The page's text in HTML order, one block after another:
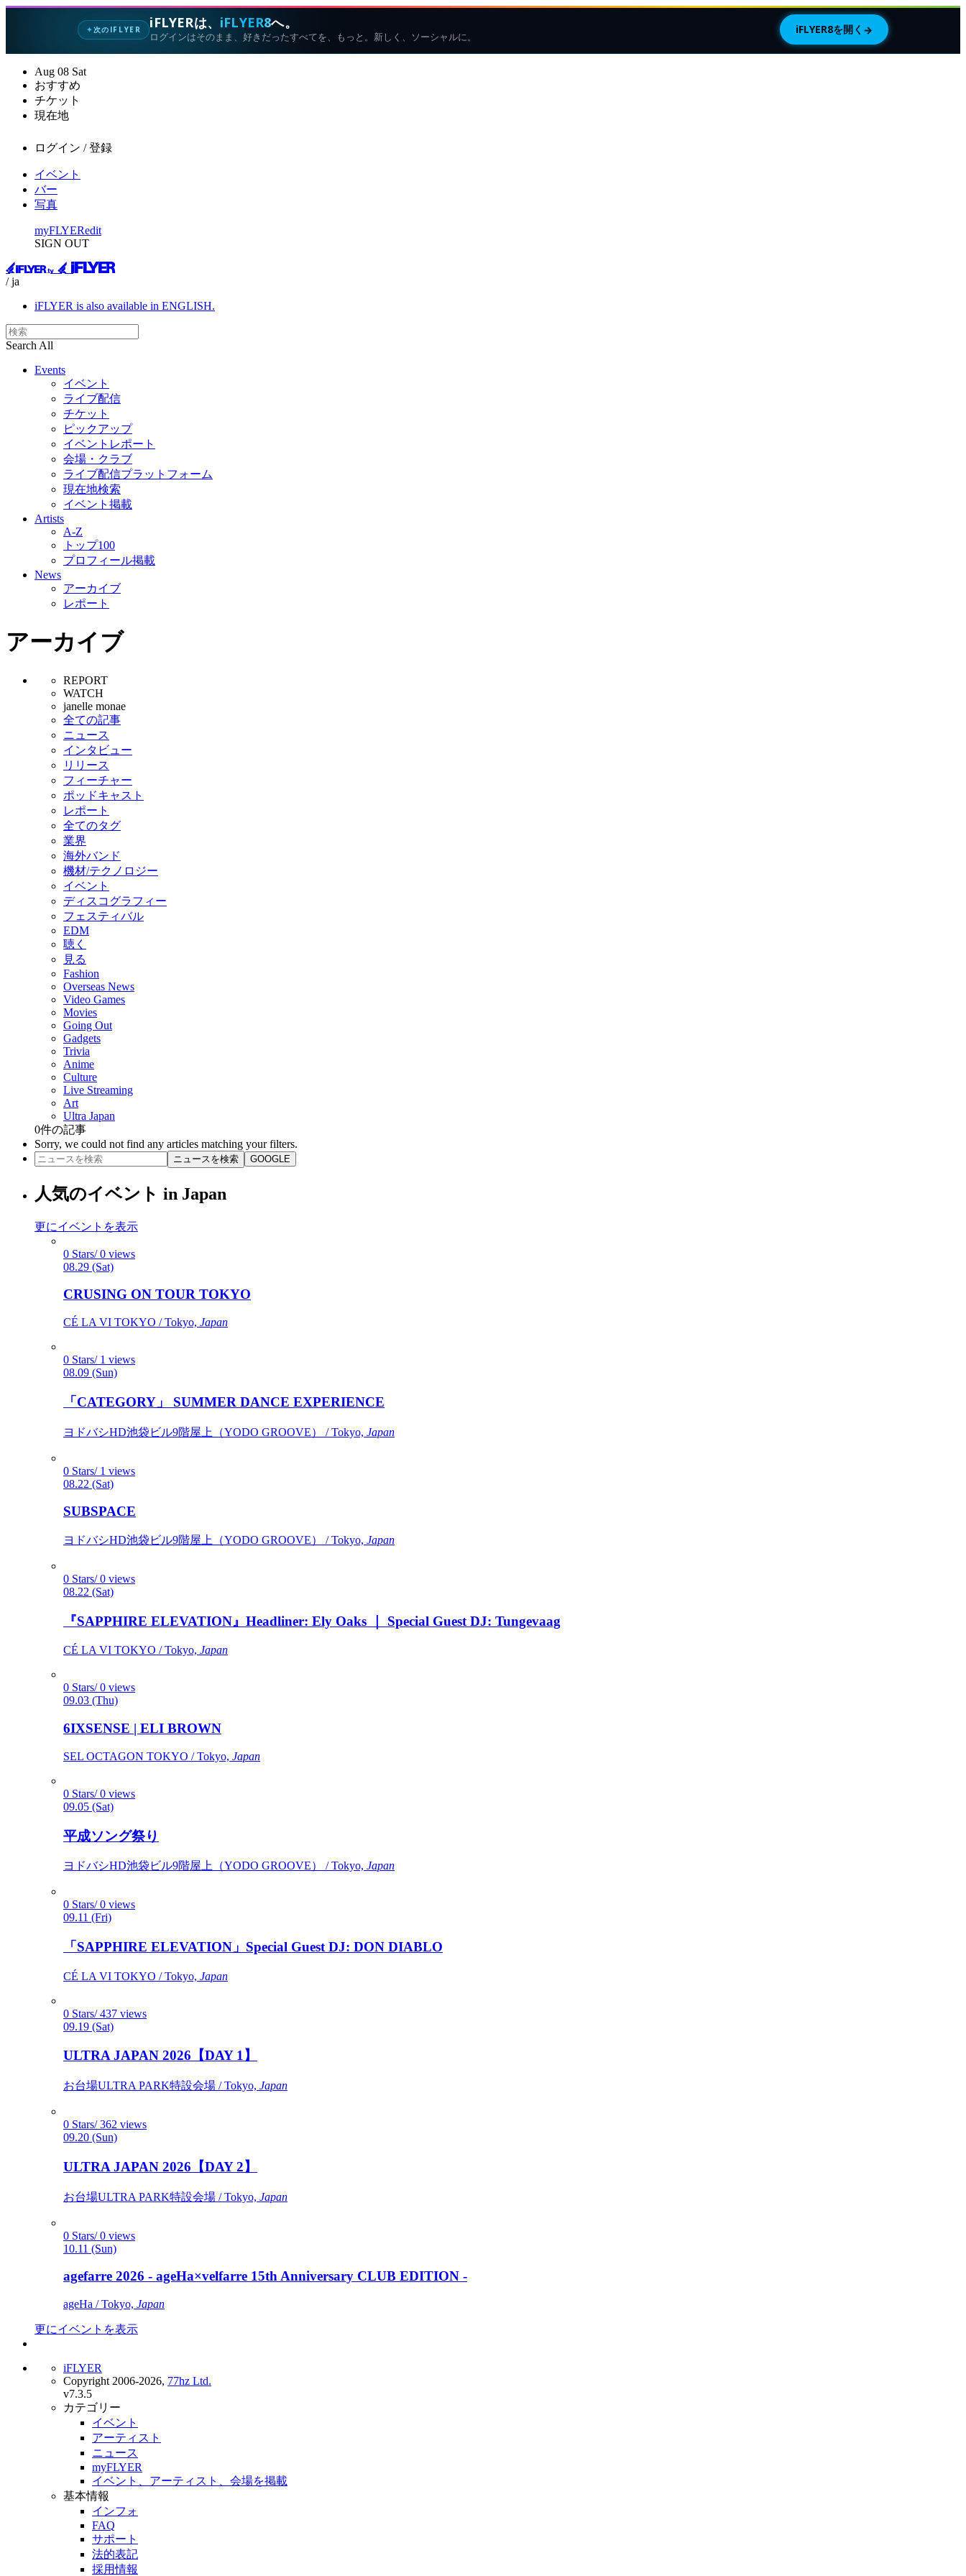
✦次のIFLYER iFLYERは、 iFLYER8へ。
ログインはそのまま、好きだったすべてを、もっと。新しく、ソーシャルに。
iFLYER8を開く →
Aug 08 Sat
おすすめ
チケット
現在地
ログイン / 登録
イベント
バー
写真
myFLYERedit
SIGN OUT
/ ja
iFLYER is also available in ENGLISH.
Search All
Events
イベント
ライブ配信
チケット
ピックアップ
イベントレポート
会場・クラブ
ライブ配信プラットフォーム
現在地検索
イベント掲載
Artists
A-Z
トップ100
プロフィール掲載
News
アーカイブ
レポート
アーカイブ
REPORT
WATCH
janelle monae
全ての記事
ニュース
インタビュー
リリース
フィーチャー
ポッドキャスト
レポート
全てのタグ
業界
海外バンド
機材/テクノロジー
イベント
ディスコグラフィー
フェスティバル
EDM
聴く
見る
Fashion
Overseas News
Video Games
Movies
Going Out
Gadgets
Trivia
Anime
Culture
Live Streaming
Art
Ultra Japan
0件の記事
Sorry, we could not find any articles matching your filters.
ニュースを検索 GOOGLE
人気のイベント in Japan
更にイベントを表示
0 Stars/ 0 views
08.29 (Sat)
CRUSING ON TOUR TOKYO
CÉ LA VI TOKYO / Tokyo, Japan
0 Stars/ 1 views
08.09 (Sun)
「CATEGORY」 SUMMER DANCE EXPERIENCE
ヨドバシHD池袋ビル9階屋上（YODO GROOVE） / Tokyo, Japan
0 Stars/ 1 views
08.22 (Sat)
SUBSPACE
ヨドバシHD池袋ビル9階屋上（YODO GROOVE） / Tokyo, Japan
0 Stars/ 0 views
08.22 (Sat)
『SAPPHIRE ELEVATION』Headliner: Ely Oaks ｜ Special Guest DJ: Tungevaag
CÉ LA VI TOKYO / Tokyo, Japan
0 Stars/ 0 views
09.03 (Thu)
6IXSENSE | ELI BROWN
SEL OCTAGON TOKYO / Tokyo, Japan
0 Stars/ 0 views
09.05 (Sat)
平成ソング祭り
ヨドバシHD池袋ビル9階屋上（YODO GROOVE） / Tokyo, Japan
0 Stars/ 0 views
09.11 (Fri)
「SAPPHIRE ELEVATION」Special Guest DJ: DON DIABLO
CÉ LA VI TOKYO / Tokyo, Japan
0 Stars/ 437 views
09.19 (Sat)
ULTRA JAPAN 2026【DAY 1】
お台場ULTRA PARK特設会場 / Tokyo, Japan
0 Stars/ 362 views
09.20 (Sun)
ULTRA JAPAN 2026【DAY 2】
お台場ULTRA PARK特設会場 / Tokyo, Japan
0 Stars/ 0 views
10.11 (Sun)
agefarre 2026 - ageHa×velfarre 15th Anniversary CLUB EDITION -
ageHa / Tokyo, Japan
更にイベントを表示
iFLYER
Copyright 2006-2026, 77hz Ltd.
v7.3.5
カテゴリー
イベント
アーティスト
ニュース
myFLYER
イベント、アーティスト、会場を掲載
基本情報
インフォ
FAQ
サポート
法的表記
採用情報